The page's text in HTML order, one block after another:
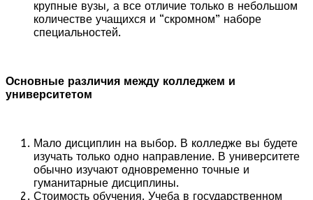
крупные вузы, а все отличие только в небольшом
количестве учащихся и “скромном” наборе
специальностей.
Основные различия между колледжем и
университетом
Мало дисциплин на выбор. В колледже вы будете
изучать только одно направление. В университете
обычно изучают одновременно точные и
гуманитарные дисциплины.
Стоимость обучения. Учеба в государственном